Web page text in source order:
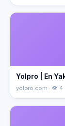
Yolpro | En
yolpro.com · 👁 4